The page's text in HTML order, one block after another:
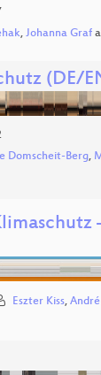
, Johanna Graf
(DE/
Domscheit-Berg,
Eszter Kiss,